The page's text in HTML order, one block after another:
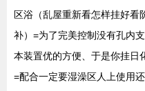
区浴（乱屋重新看怎样挂好看
补）=为了完美控制没有孔内
本装置优的方便、于是你挂日
=配合一定要湿澡区人上使用